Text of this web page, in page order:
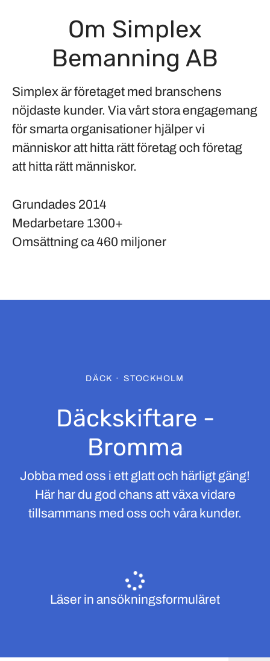
Om Simplex
Bemanning AB
Simplex är företaget med branschens
nöjdaste kunder. Via vårt stora engagemang
för smarta organisationer hjälper vi
människor att hitta rätt företag och företag
att hitta rätt människor.
Grundades 2014
Medarbetare 1300+
Omsättningca 460 miljoner
DÄCK · STOCKHOLM
Däckskiftare -
Bromma
Jobba med oss i ett glatt och härligt gäng!
Här har du god chans att växa vidare
tillsammans med oss och våra kunder.
Läser in ansökningsformuläret